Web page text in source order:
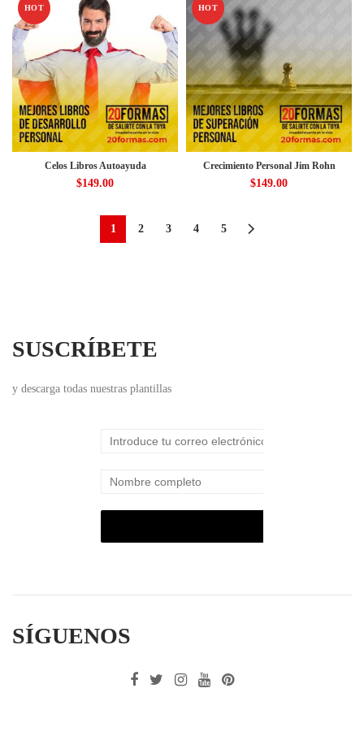
HOT
Celos Libros Autoayuda
$149.00
HOT
Crecimiento Personal Jim Rohn
$149.00
1 2 3 4 5
SUSCRÍBETE
y descarga todas nuestras plantillas
SÍGUENOS